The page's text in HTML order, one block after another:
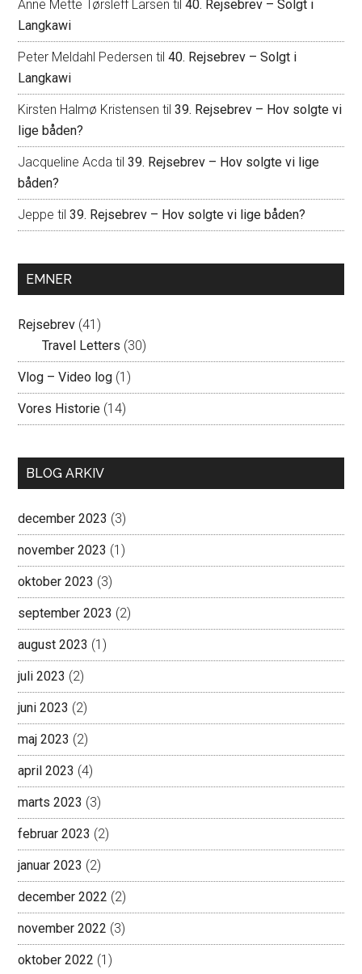
Anne Mette Tørsleff Larsen til40. Rejsebrev – Solgt i
Langkawi
Peter Meldahl Pedersen til40. Rejsebrev – Solgt i
Langkawi
Kirsten Halmø Kristensen til39. Rejsebrev – Hov solgte vi
lige båden?
Jacqueline Acda til39. Rejsebrev – Hov solgte vi lige
båden?
Jeppe til39. Rejsebrev – Hov solgte vi lige båden?
EMNER
Rejsebrev (41)
Travel Letters (30)
Vlog – Video log (1)
Vores Historie (14)
BLOG ARKIV
december 2023 (3)
november 2023 (1)
oktober 2023 (3)
september 2023 (2)
august 2023 (1)
juli 2023 (2)
juni 2023 (2)
maj 2023 (2)
april 2023 (4)
marts 2023 (3)
februar 2023 (2)
januar 2023 (2)
december 2022 (2)
november 2022 (3)
oktober 2022 (1)